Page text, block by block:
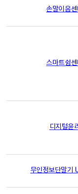
손말이음센
스마트쉼센
디지털윤리
무인정보단말기